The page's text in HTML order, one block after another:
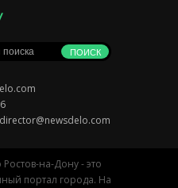
director@newsdelo.com
на-Дону - это
портал города. На